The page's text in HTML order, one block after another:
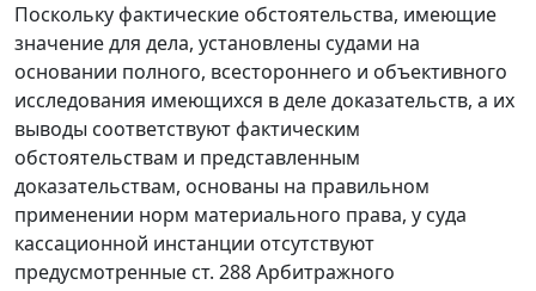
Поскольку фактические обстоятельства, имеющие
значение для дела, установлены судами на
основании полного, всестороннего и объективного
исследования имеющихся в деле доказательств, а их
выводы соответствуют фактическим
обстоятельствам и представленным
доказательствам, основаны на правильном
применении норм материального права, у суда
кассационной инстанции отсутствуют
предусмотренные ст. 288 Арбитражного